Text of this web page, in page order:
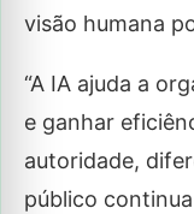
visão humana
“A IA ajuda a
e ganhar
autoridade,
público